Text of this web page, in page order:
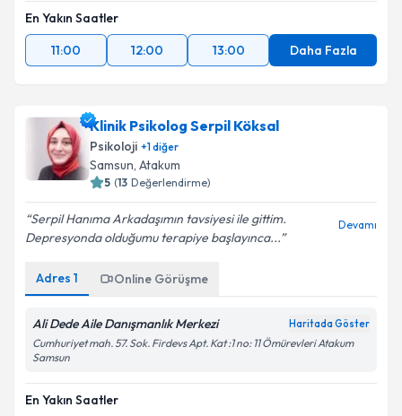
En Yakın Saatler
11:00
12:00 13:00 Daha Fazla
Klinik Psikolog Serpil Köksal
Psikoloji +1diğer
Samsun, Atakum
5 (13 Değerlendirme)
Serpil Hanıma Arkadaşımın tavsiyesi ile gittim.
Depresyonda olduğumu terapiye başlayınca...
Devamı
Adres 1 Online Görüşme
Ali Dede Aile Danışmanlık Merkezi Haritada Göster
Cumhuriyet mah. 57. Sok. Firdevs Apt. Kat :1 no: 11 Ömürevleri Atakum
Samsun
En Yakın Saatler